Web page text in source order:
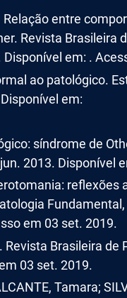
Relação entre
Revista Brasileira
Disponível em: .
ao patológico.
em:
síndrome de
2013. Disponível
reflexões
Fundamental,
em 03 set. 2019.
Brasileira de
03 set. 2019.
Tamara;